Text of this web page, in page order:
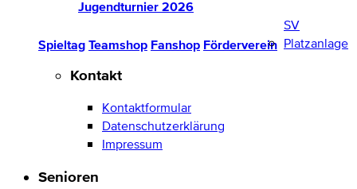
Jugendturnier 2026
Spieltag Teamshop Fanshop Förderverein
SV
Platzanlage
Kontakt
Kontaktformular
Datenschutzerklärung
Impressum
Senioren